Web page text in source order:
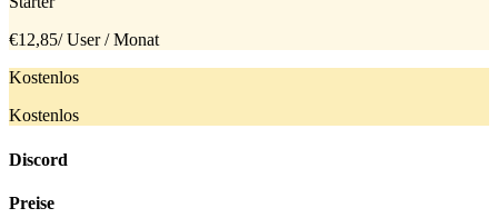
€12,85/ User / Monat
Kostenlos
Kostenlos
Discord
Preise